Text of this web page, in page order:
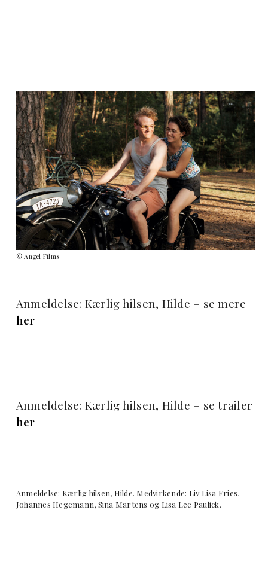
© Angel Films
Anmeldelse: Kærlig hilsen, Hilde – se mere
her
Anmeldelse: Kærlig hilsen, Hilde – se trailer
her
Anmeldelse: Kærlig hilsen, Hilde. Medvirkende: Liv Lisa Fries,
Johannes Hegemann, Sina Martens og Lisa Lee Paulick.